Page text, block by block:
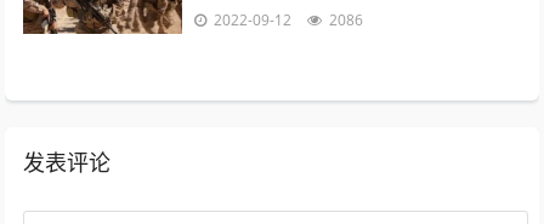
了逆天的飞行能力，还有难以置信的巡航能
2022-09-12 2086
发表评论